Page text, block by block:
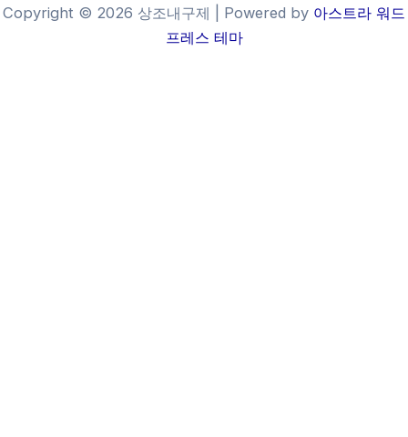
Copyright © 2026 상조내구제 | Powered by 아스트라 워드
프레스 테마